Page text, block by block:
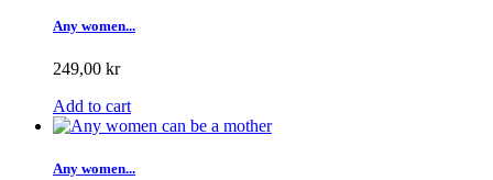
Any women...
249,00 kr
Add to cart
Any women...